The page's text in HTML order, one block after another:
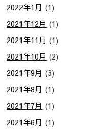
2022年1月 (1)
2021年12月 (1)
2021年11月 (1)
2021年10月 (2)
2021年9月 (3)
2021年8月 (1)
2021年7月 (1)
2021年6月 (1)